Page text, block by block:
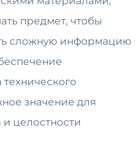
предмет, чтобы
сложную информацию
значение для
целостности